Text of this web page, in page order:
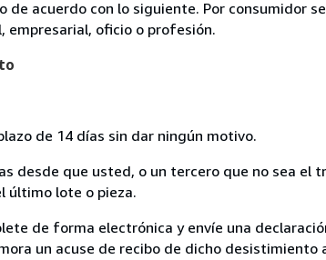
de acuerdo con lo siguiente. Por consumidor
empresarial, oficio o profesión.
de 14 días sin dar ningún motivo.
desde que usted, o un tercero que no sea el
último lote o pieza.
de forma electrónica y envíe una
un acuse de recibo de dicho